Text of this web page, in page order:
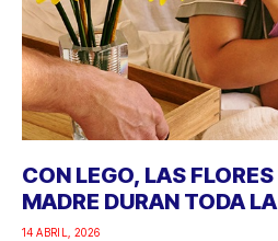
CON LEGO, LAS
MADRE DURAN TODA
14 ABRIL, 2026